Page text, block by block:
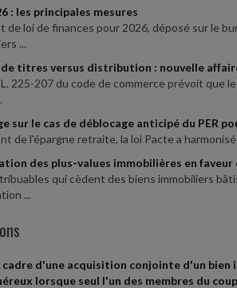
: les principales mesures
de loi de finances pour 2026, déposé sur le
...
titres versus distribution : nouvelle
225-207 du code de commerce prévoit que
sur le cas de déblocage anticipé du PER
de l'épargne retraite, la loi Pacte a
des plus-values immobilières en
qui cèdent des biens immobiliers
...
cadre d'une acquisition conjointe d'un
lorsque seul l'un des membres du